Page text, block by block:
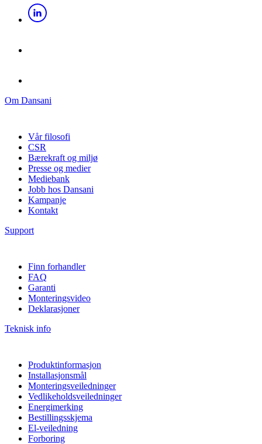
Om Dansani
Vår filosofi
CSR
Bærekraft og miljø
Presse og medier
Mediebank
Jobb hos Dansani
Kampanje
Kontakt
Support
Finn forhandler
FAQ
Garanti
Monteringsvideo
Deklarasjoner
Teknisk info
Produktinformasjon
Installasjonsmål
Monteringsveiledninger
Vedlikeholdsveiledninger
Energimerking
Bestillingsskjema
El-veiledning
Forboring